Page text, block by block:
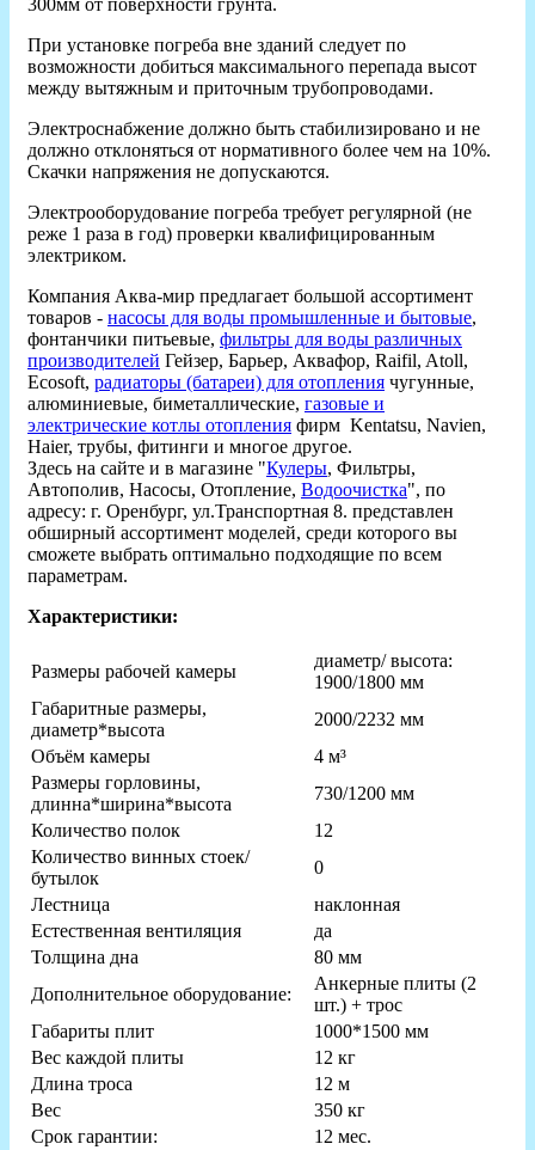
При установке погреба вне зданий следует по
возможности добиться максимального перепада высот
между вытяжным и приточным трубопроводами.
Электроснабжение должно быть стабилизировано и не
должно отклоняться от нормативного более чем на 10%.
Скачки напряжения не допускаются.
Электрооборудование погреба требует регулярной (не
реже 1 раза в год) проверки квалифицированным
электриком.
Компания Аква-мир предлагает большой ассортимент
товаров - насосы для воды промышленные и бытовые,
фонтанчики питьевые, фильтры для воды различных
производителей Гейзер, Барьер, Аквафор, Raifil, Atoll,
Ecosoft, радиаторы (батареи) для отопления чугунные,
алюминиевые, биметаллические, газовые и
электрические котлы отопления фирм Kentatsu, Navien,
Haier, трубы, фитинги и многое другое.
Здесь на сайте и в магазине "Кулеры, Фильтры,
Автополив, Насосы, Отопление, Водоочистка", по
адресу: г. Оренбург, ул.Транспортная 8. представлен
обширный ассортимент моделей, среди которого вы
сможете выбрать оптимально подходящие по всем
параметрам.
Характеристики:
Размеры рабочей камеры
диаметр/ высота:
1900/1800 мм
Габаритные размеры,
диаметр*высота
2000/2232 мм
Объём камеры
4 м³
Размеры горловины,
длинна*ширина*высота
730/1200 мм
Количество полок
12
Количество винных стоек/
бутылок
0
Лестница
наклонная
Естественная вентиляция
да
Толщина дна
80 мм
Дополнительное оборудование:
Анкерные плиты (2
шт.) + трос
Габариты плит
1000*1500 мм
Вес каждой плиты
12 кг
Длина троса
12 м
Вес
350 кг
Срок гарантии:
12 мес.